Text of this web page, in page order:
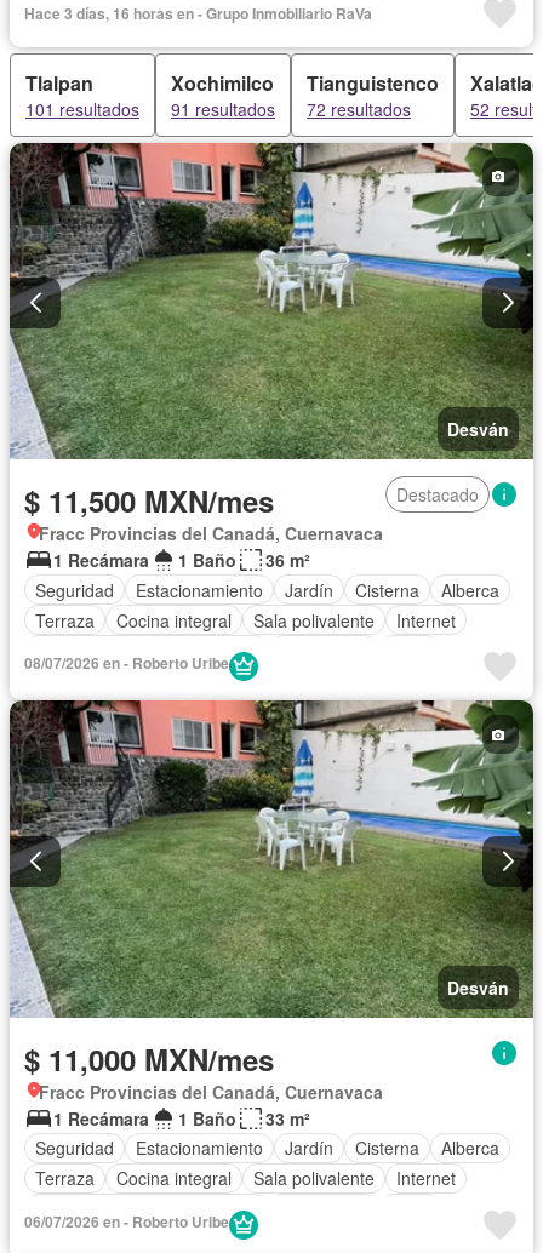
Elevador
Cocina equipada Sala polivalente
Electricidad
Circuito cerrado de televisión Azotea
Agua
Cuarto de Limpieza
Gas natural
Televisión por cable
Asador
Zonas verdes
Vista panorámica
Recámara con closet
Wifi Conserje
Permite mascotas
Permite niños
Solo familias Sin amueblar
Hace 3 días, 16 horas en - Grupo Inmobiliario RaVa
Tlalpan
101 resultados
Xochimilco
91 resultados
Tianguistenco
72 resultados 52
Desván
$ 11,500 MXN/mes
Destacado
Fracc Provincias del Canadá, Cuernavaca
1 Recámara
1 Baño
36 m²
Seguridad
Estacionamiento Jardín Cisterna
Alberca
Terraza
Cocina integral Sala polivalente
Internet
Circuito cerrado de televisión
Caseta de vigilancia
Completamente amueblado
08/07/2026 en - Roberto Uribe
Desván
$ 11,000 MXN/mes
Fracc Provincias del Canadá, Cuernavaca
1 Recámara
1 Baño
33 m²
Seguridad
Estacionamiento Jardín Cisterna
Alberca
Terraza
Cocina integral Sala polivalente
Internet
Circuito cerrado de televisión
Caseta de vigilancia
06/07/2026 en - Roberto Uribe